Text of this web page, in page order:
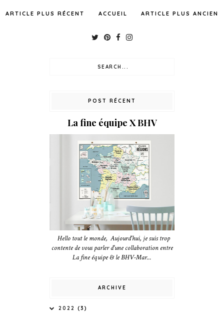
ARTICLE PLUS RÉCENT ARTICLE PLUS ANCIEN
ACCUEIL
POST RÉCENT
La fine équipe X BHV
Hello tout le monde, Aujourd'hui, je suis trop
contente de vous parler d'une collaboration entre
La fine équipe & le BHV-Mar...
ARCHIVE
2022 (3)